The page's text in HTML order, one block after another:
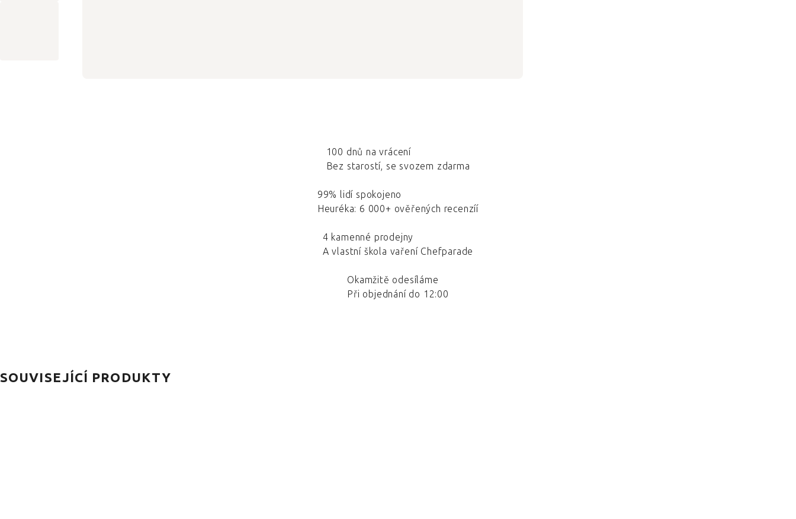
100 dnů na vrácení
Bez starostí, se svozem zdarma
99% lidí spokojeno
Heuréka: 6 000+ ověřených recenzíí
4 kamenné prodejny
A vlastní škola vaření Chefparade
Okamžitě odesíláme
Při objednání do 12:00
SOUVISEJÍCÍ PRODUKTY